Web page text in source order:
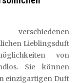
Lieblingsduft
von
Sie können
einzigartigen Duft